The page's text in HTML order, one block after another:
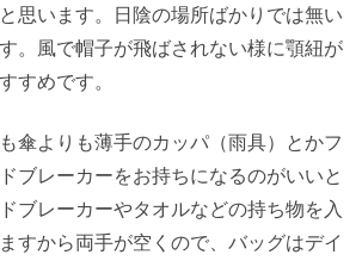
思います。日陰の場所ばかりでは無い
。風で帽子が飛ばされない様に顎紐が
すめです。
傘よりも薄手のカッパ（雨具）とかフ
ブレーカーをお持ちになるのがいいと
ブレーカーやタオルなどの持ち物を入
すから両手が空くので、バッグはデイ